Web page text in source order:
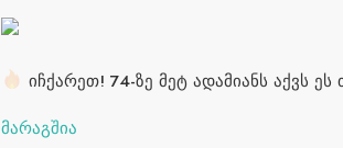
5.00
იჩქარეთ! 74-ზე მეტ ადამიანს აქვს
მარაგშია